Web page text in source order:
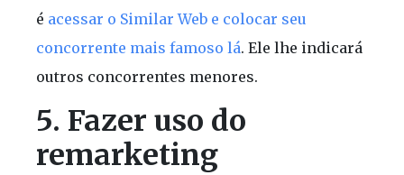
é acessar o Similar Web e colocar seu
concorrente mais famoso lá. Ele lhe indicará
outros concorrentes menores.
5. Fazer uso do
remarketing